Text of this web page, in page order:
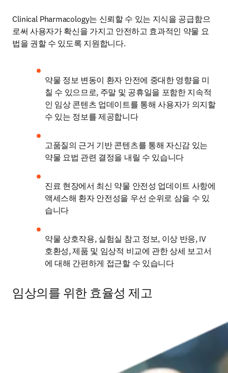
Clinical Pharmacology는 신뢰할 수 있는 지식을 공급함으
로써 사용자가 확신을 가지고 안전하고 효과적인 약물 요
법을 권할 수 있도록 지원합니다.
약물 정보 변동이 환자 안전에 중대한 영향을 미
칠 수 있으므로, 주말 및 공휴일을 포함한 지속적
인 임상 콘텐츠 업데이트를 통해 사용자가 의지할
수 있는 정보를 제공합니다
고품질의 근거 기반 콘텐츠를 통해 자신감 있는
약물 요법 관련 결정을 내릴 수 있습니다
진료 현장에서 최신 약물 안전성 업데이트 사항에
액세스해 환자 안전성을 우선 순위로 삼을 수 있
습니다
약물 상호작용, 실험실 참고 정보, 이상 반응, IV
호환성, 제품 및 임상적 비교에 관한 상세 보고서
에 대해 간편하게 접근할 수 있습니다
임상의를 위한 효율성 제고